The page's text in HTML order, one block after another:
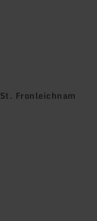
St. Fronleichnam